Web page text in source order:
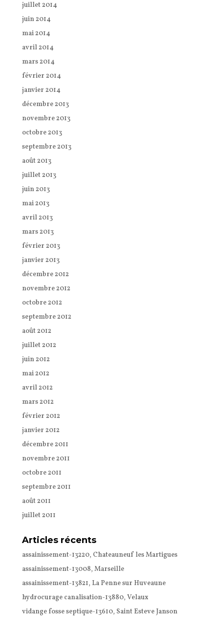
juillet 2014
juin 2014
mai 2014
avril 2014
mars 2014
février 2014
janvier 2014
décembre 2013
novembre 2013
octobre 2013
septembre 2013
août 2013
juillet 2013
juin 2013
mai 2013
avril 2013
mars 2013
février 2013
janvier 2013
décembre 2012
novembre 2012
octobre 2012
septembre 2012
août 2012
juillet 2012
juin 2012
mai 2012
avril 2012
mars 2012
février 2012
janvier 2012
décembre 2011
novembre 2011
octobre 2011
septembre 2011
août 2011
juillet 2011
Articles récents
assainissement-13220, Chateauneuf les Martigues
assainissement-13008, Marseille
assainissement-13821, La Penne sur Huveaune
hydrocurage canalisation-13880, Velaux
vidange fosse septique-13610, Saint Esteve Janson